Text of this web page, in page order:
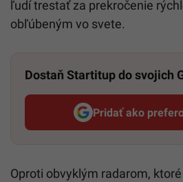
ľudí trestať za prekročenie
obľúbeným vo svete.
Dostaň Startitup do svojich
Pridať ako
Oproti obvyklým radarom,